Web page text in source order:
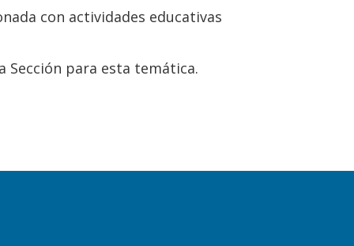
con actividades educativas
para esta temática.